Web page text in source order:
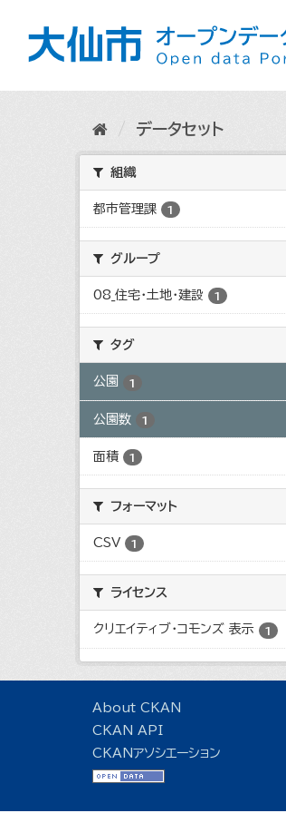
データセット
組織
都市管理課 1
グループ
08_住宅・土地・建設 1
タグ
公園 1
公園数 1
面積 1
フォーマット
CSV 1
ライセンス
クリエイティブ・コモンズ 表示 1
About CKAN
CKAN API
CKANアソシエーション